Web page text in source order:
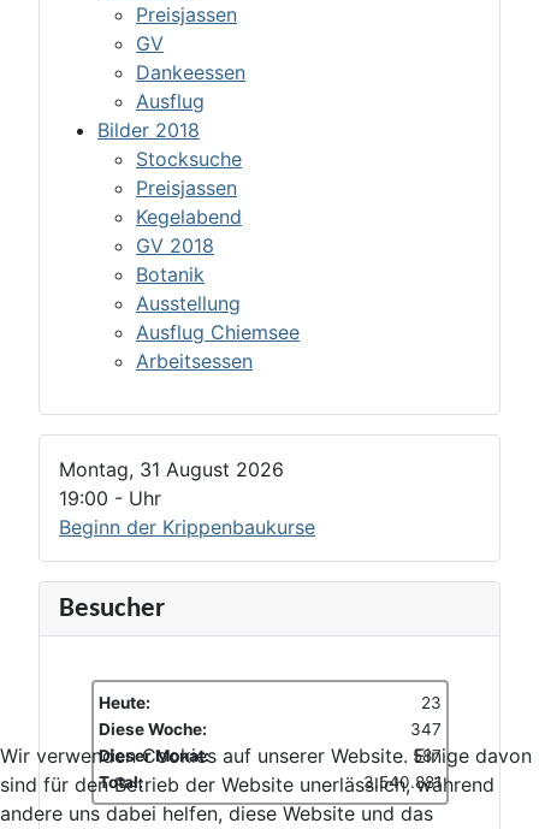
Preisjassen
GV
Dankeessen
Ausflug
Bilder 2018
Stocksuche
Preisjassen
Kegelabend
GV 2018
Botanik
Ausstellung
Ausflug Chiemsee
Arbeitsessen
Montag, 31 August 2026
19:00 - Uhr
Beginn der Krippenbaukurse
Besucher
Heute:
23
Diese Woche:
347
Dieser Monat:
587
Total:
3.540.881
Wir verwenden Cookies auf unserer Website. Einige davon
sind für den Betrieb der Website unerlässlich, während
andere uns dabei helfen, diese Website und das